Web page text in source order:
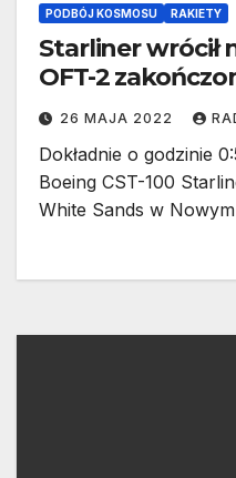
PODBÓJ KOSMOSU RAKIETY
Starliner wrócił
OFT-2
26 MAJA 2022
Dokładnie o godzinie
Boeing CST-100
White Sands w